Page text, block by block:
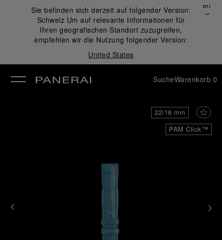
Sie befinden sich derzeit auf folgender Version:
Schweiz Um auf relevante Informationen für
Ihren geografischen Standort zuzugreifen,
empfehlen wir die Nutzung folgender Version:
United States
Schließen
✕
SucheWarenkorb 0
PAM Click™
22/18 mm